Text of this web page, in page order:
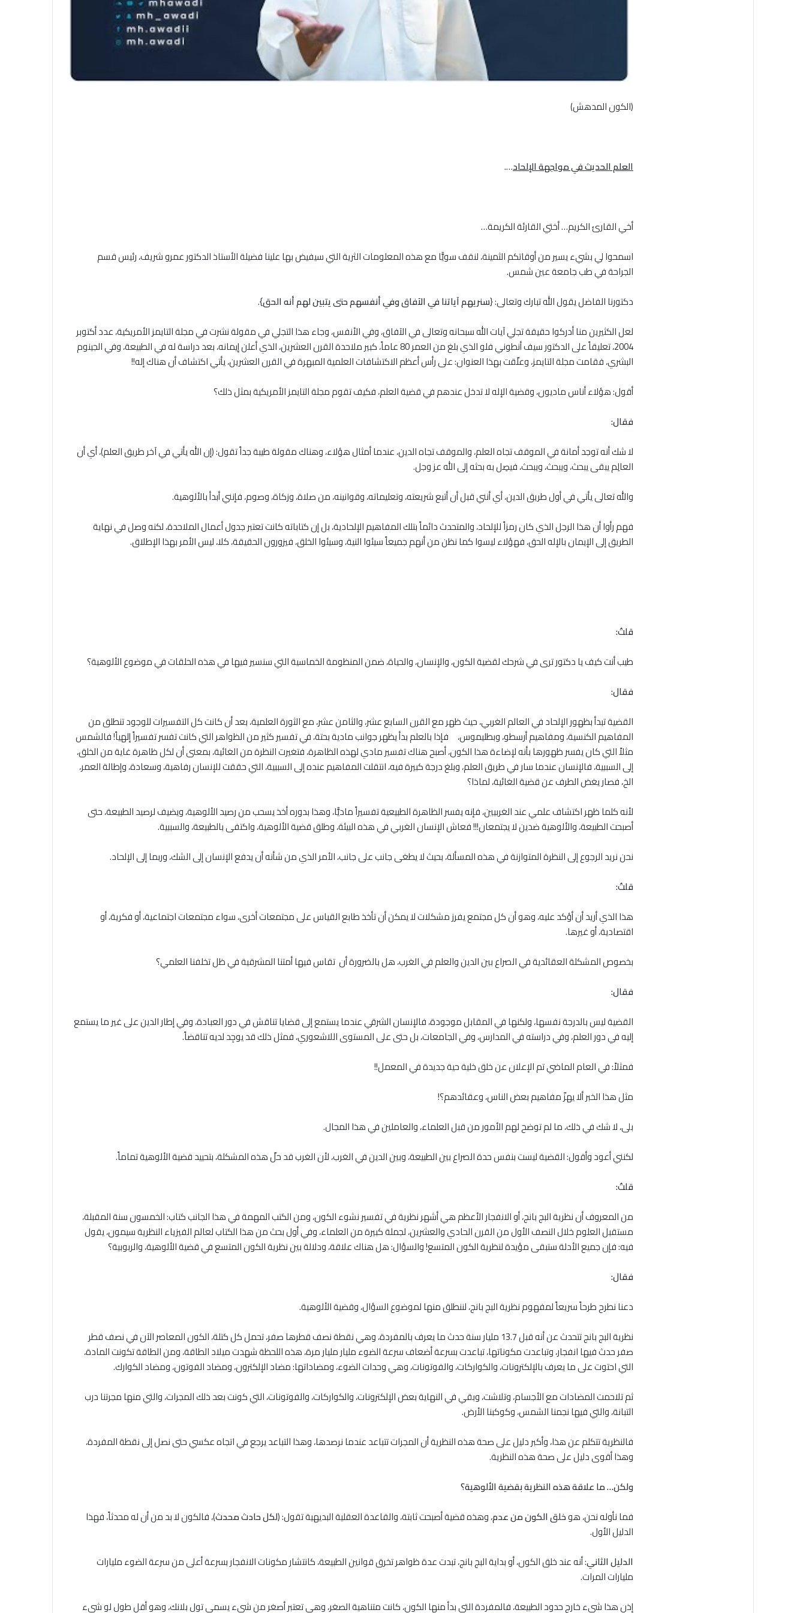
(الكون المدهش)
العلم الحديث في مواجهة الإلحاد….
أخي القارئ الكريم… أختي القارئة الكريمة…
اسمحوا لي بشيء يسير من أوقاتكم الثمينة، لنقف سويًّا مع هذه المعلومات الثرية التي سيفيض بها علينا فضيلة الأستاذ الدكتور عمرو شريف، رئيس قسم
الجراحة في طب جامعة عين شمس.
دكتورنا الفاضل يقول الله تبارك وتعالى: {سنريهم آياتنا في الآفاق وفي أنفسهم حتى يتبين لهم أنه الحق}.
لعل الكثيرين منا أدركوا حقيقة تجلي آيات الله سبحانه وتعالى في الآفاق، وفي الأنفس، وجاء هذا التجلي في مقولة نشرت في مجلة التايمز الأمريكية، عدد أكتوبر
2004، تعليقاً على الدكتور سيف أنطوني فلو الذي بلغ من العمر 80 عاماً، كبير ملاحدة القرن العشرين، الذي أعلن إيمانه، بعد دراسة له في الطبيعة، وفي الجينوم
البشري، فقامت مجلة التايمز، وعلّقت بهذا العنوان: على رأس أعظم الاكتشافات العلمية المبهرة في القرن العشرين، يأتي اكتشاف أن هناك إله!!
أقول: هؤلاء أناس ماديون، وقضية الإله ﻻ تدخل عندهم في قضية العلم، فكيف تقوم مجلة التايمز الأمريكية بمثل ذلك؟
فقال:
لا شك أنه توجد أمانة في الموقف تجاه العلم، والموقف تجاه الدين، عندما أمثال هؤلاء، وهناك مقولة طيبة جداً تقول: (إن الله يأتي في آخر طريق العلم)، أي أن
العالِم يبقى يبحث، ويبحث، ويبحث، فيصِل به بحثه إلى الله عز وجل.
والله تعالى يأتي في أول طريق الدين، أي أنني قبل أن أتبع شريعته، وتعليماته، وقوانينه، من صلاة، وزكاة، وصوم، فإنني أبدأ بالألوهية.
فهم رأوا أن هذا الرجل الذي كان رمزاً للإلحاد، والمتحدث دائماً بتلك المفاهيم الإلحادية، بل إن كتاباته كانت تعتبر جدول أعمال الملاحدة، لكنه وصل في نهاية
الطريق إلى الإيمان بالإله الحق، فهؤلاء ليسوا كما نظن من أنهم جميعاً سيئوا النية، وسيئوا الخلق، فيزورون الحقيقة، كلا، ليس الأمر بهذا الإطلاق.
قلتُ:
طيب أنت كيف يا دكتور ترى في شرحك لقضية الكون، والإنسان، والحياة، ضمن المنظومة الخماسية التي سنسير فيها في هذه الحلقات في موضوع الألوهية؟
فقال:
القضية تبدأ بظهور الإلحاد في العالم الغربي، حيث ظهر مع القرن السابع عشر، والثامن عشر، مع الثورة العلمية، بعد أن كانت كل التفسيرات للوجود تنطلق من
المفاهيم الكنسية، ومفاهيم أرسطو، وبطليموس، فإذا بالعلم بدأ يظهر جوانب مادية بحتة، في تفسير كثير من الظواهر التي كانت تفسر تفسيراً إلهياً! فالشمس
مثلاً التي كان يفسر ظهورها بأنه لإضاءة هذا الكون، أصبح هناك تفسير مادي لهذه الظاهرة، فتغيرت النظرة من الغائية، بمعنى أن لكل ظاهرة غاية من الخلق،
إلى السببية، فالإنسان عندما سار في طريق العلم، وبلغ درجة كبيرة فيه، انتقلت المفاهيم عنده إلى السببية، التي حققت للإنسان رفاهية، وسعادة، وإطالة العمر،
الخ، فصار يغض الطرف عن قضية الغائية، لماذا؟
لأنه كلما ظهر اكتشاف علمي عند الغربيين، فإنه يفسر الظاهرة الطبيعية تفسيراً ماديًّا، وهذا بدوره أخذ يسحب من رصيد الألوهية، ويضيف لرصيد الطبيعة، حتى
أصبحت الطبيعة، والألوهية ضدين لا يجتمعان!!! فعاش الإنسان الغربي في هذه البيئة، وطلق قضية الألوهية، واكتفى بالطبيعة، والسببية.
نحن نريد الرجوع إلى النظرة المتوازنة في هذه المسألة، بحيث لا يطغى جانب على جانب، الأمر الذي من شأنه أن يدفع الإنسان إلى الشك، وربما إلى الإلحاد.
قلتُ:
هذا الذي أريد أن أؤكد عليه، وهو أن كل مجتمع يفرز مشكلات ﻻ يمكن أن تأخذ طابع القياس على مجتمعات أخرى، سواء مجتمعات اجتماعية، أو فكرية، أو
اقتصادية، أو غيرها.
بخصوص المشكلة العقائدية في الصراع بين الدين والعلم في الغرب، هل بالضرورة أن تقاس فيها أمتنا المشرقية في ظل تخلفنا العلمي؟
فقال:
القضية ليس بالدرجة نفسها، ولكنها في المقابل موجودة، فالإنسان الشرقي عندما يستمع إلى قضايا تناقش في دور العبادة، وفي إطار الدين على غير ما يستمع
إليه في دور العلم، وفي دراسته في المدارس، وفي الجامعات، بل حتى على المستوى اللاشعوري، فمثل ذلك قد يوجِد لديه تناقضاً.
فمثلاً: في العام الماضي تم الإعلان عن خلق خلية حية جديدة في المعمل!!
مثل هذا الخبر ألا يهزّ مفاهيم بعض الناس، وعقائدهم؟!
بلى، لا شك في ذلك، ما لم توضح لهم الأمور من قبل العلماء، والعاملين في هذا المجال.
لكنني أعود وأقول: القضية ليست بنفس حدة الصراع بين الطبيعة، وبين الدين في الغرب، لأن الغرب قد حلّ هذه المشكلة، بتحييد قضية الألوهية تماماً.
قلتُ:
من المعروف أن نظرية البج بانج، أو الانفجار الأعظم هي أشهر نظرية في تفسير نشوء الكون، ومن الكتب المهمة في هذا الجانب كتاب: الخمسون سنة المقبلة،
مستقبل العلوم خلال النصف الأول من القرن الحادي والعشرين، لجملة كبيرة من العلماء، وفي أول بحث من هذا الكتاب لعالم الفيزياء النظرية سيمون، يقول
فيه: فإن جميع الأدلة ستبقى مؤيدة لنظرية الكون المتسع! والسؤال: هل هناك علاقة، ودلالة بين نظرية الكون المتسع في قضية الألوهية، والربوبية؟
فقال:
دعنا نطرح طرحاً سريعاً لمفهوم نظرية البج بانج، لننطلق منها لموضوع السؤال، وقضية الألوهية.
نظرية البج بانج تتحدث عن أنه قبل 13.7 مليار سنة حدث ما يعرف بالمفردة، وهي نقطة نصف قطرها صفر، تحمل كل كتلة، الكون المعاصر الآن في نصف قطر
صفر حدث فيها انفجار، وتباعدت مكوناتها، تباعدت بسرعة أضعاف سرعة الضوء مليار مليار مرة، هذه اللحظة شهدت ميلاد الطاقة، ومن الطاقة تكونت المادة،
التي احتوت على ما يعرف بالإلكترونات، والكواركات، والفوتونات، وهي وحدات الضوء، ومضاداتها: مضاد الإلكترون، ومضاد الفوتون، ومضاد الكوارك.
ثم تلاحمت المضادات مع الأجسام، وتلاشت، وبقي في النهاية بعض الإلكترونات، والكواركات، والفوتونات، التي كونت بعد ذلك المجرات، والتي منها مجرتنا درب
التبانة، والتي فيها نجمنا الشمس، وكوكبنا الأرض.
فالنظرية تتكلم عن هذا، وأكبر دليل على صحة هذه النظرية أن المجرات تتباعد عندما نرصدها، وهذا التباعد يرجع في اتجاه عكسي حتى نصل إلى نقطة المفردة،
وهذا أقوى دليل على صحة هذه النظرية.
ولكن… ما علاقة هذه النظرية بقضية الألوهية؟
فما نأوله نحن، هوخلق الكون من عدم، وهذه قضية أصبحت ثابتة، والقاعدة العقلية البديهية تقول: (لكل حادث محدث)، فالكون ﻻ بد من أن له محدثاً، فهذا
الدليل الأول.
الدليل الثاني: أنه عند خلق الكون، أو بداية البج بانج، تبدت عدة ظواهر تخرق قوانين الطبيعة، كانتشار مكونات الانفجار بسرعة أعلى من سرعة الضوء مليارات
مليارات المرات.
إذن هذا شيء خارج حدود الطبيعة، فالمفردة التي بدأ منها الكون، كانت متناهية الصغر، وهي تعتبر أصغر من شيء يسمى تول بلانك، وهو أقل طول لو شيء